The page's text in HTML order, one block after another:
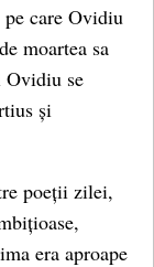
care Ovidiu
moartea sa
se
și
poeții zilei,
era aproape